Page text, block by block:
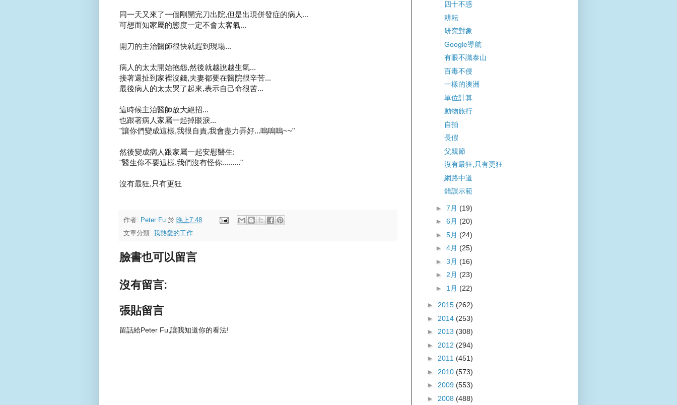
同一天又來了一個剛開完刀出院,但是出現併發症的病人...
可想而知家屬的態度一定不會太客氣...
開刀的主治醫師很快就趕到現場...
病人的太太開始抱怨,然後就越說越生氣...
接著還扯到家裡沒錢,夫妻都要在醫院很辛苦...
最後病人的太太哭了起來,表示自己命很苦...
這時候主治醫師放大絕招...
也跟著病人家屬一起掉眼淚...
"讓你們變成這樣,我很自責,我會盡力弄好...嗚嗚嗚~~"
然後變成病人跟家屬一起安慰醫生:
"醫生你不要這樣,我們沒有怪你........."
沒有最狂,只有更狂
作者: Peter Fu 於 晚上7:48
文章分類: 我熱愛的工作
臉書也可以留言
沒有留言:
張貼留言
留話給Peter Fu,讓我知道你的看法!
四十不惑
耕耘
研究對象
Google導航
有眼不識泰山
百毒不侵
一樣的澳洲
單位計算
動物旅行
自拍
長假
父親節
沒有最狂,只有更狂
網路中道
錯誤示範
► 7月 (19)
► 6月 (20)
► 5月 (24)
► 4月 (25)
► 3月 (16)
► 2月 (23)
► 1月 (22)
► 2015 (262)
► 2014 (253)
► 2013 (308)
► 2012 (294)
► 2011 (451)
► 2010 (573)
► 2009 (553)
► 2008 (488)